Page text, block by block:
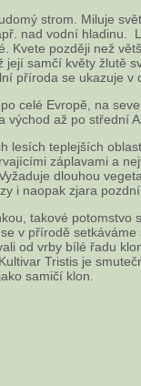
strom. Miluje
nad vodní hladinu.
Kvete později než
její samčí květy žlutě
příroda se ukazuje v
celé Evropě, na
východ až po střední
lesích teplejších
záplavami a
dlouhou
i naopak zjara
takové potomstvo
v přírodě setkáváme
od vrby bílé řadu
Tristis je
samičí klon.